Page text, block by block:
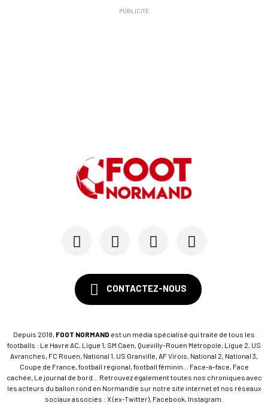
PUBLICITÉ
CONTACTEZ-NOUS
Depuis 2018, FOOT NORMAND est un média spécialisé qui traite de tous les
footballs : Le Havre AC, Ligue 1, SM Caen, Quevilly-Rouen Métropole, Ligue 2, US
Avranches, FC Rouen, National 1, US Granville, AF Virois, National 2, National 3,
Coupe de France, football régional, football féminin... Face-à-face, Face
cachée, Le journal de bord... Retrouvez également toutes nos chroniques avec
les acteurs du ballon rond en Normandie sur notre site internet et nos réseaux
sociaux associés : X (ex-Twitter), Facebook, Instagram.